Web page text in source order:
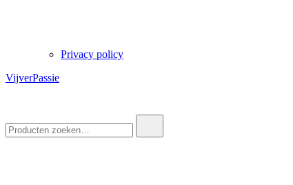
Privacy policy
VijverPassie
naar: